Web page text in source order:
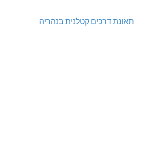
תאונת דרכים קטלנית בנהריה